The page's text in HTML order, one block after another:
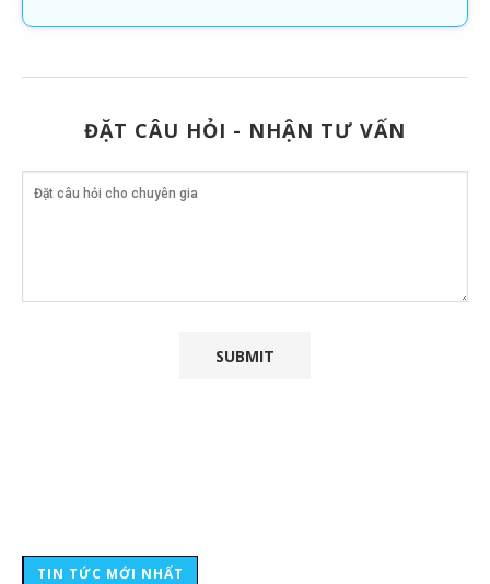
ĐẶT CÂU HỎI - NHẬN TƯ VẤN
TIN TỨC MỚI NHẤT